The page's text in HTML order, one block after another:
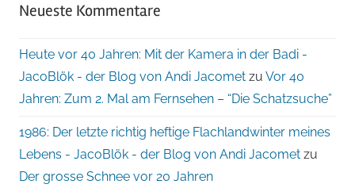
Neueste Kommentare
Heute vor 40 Jahren: Mit der Kamera in der Badi -
JacoBlök - der Blog von Andi Jacomet zu Vor 40
Jahren: Zum 2. Mal am Fernsehen – “Die Schatzsuche”
1986: Der letzte richtig heftige Flachlandwinter meines
Lebens - JacoBlök - der Blog von Andi Jacomet zu
Der grosse Schnee vor 20 Jahren